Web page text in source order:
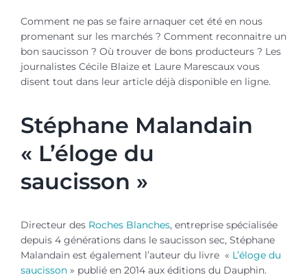
Comment ne pas se faire arnaquer cet été en nous
promenant sur les marchés ? Comment reconnaitre un
bon saucisson ? Où trouver de bons producteurs ? Les
journalistes Cécile Blaize et Laure Marescaux vous
disent tout dans leur article déjà disponible en ligne.
Stéphane Malandain
« L’éloge du
saucisson »
Directeur des Roches Blanches, entreprise spécialisée
depuis 4 générations dans le saucisson sec, Stéphane
Malandain est également l’auteur du livre « L’éloge du
saucisson» publié en 2014 aux éditions du Dauphin.